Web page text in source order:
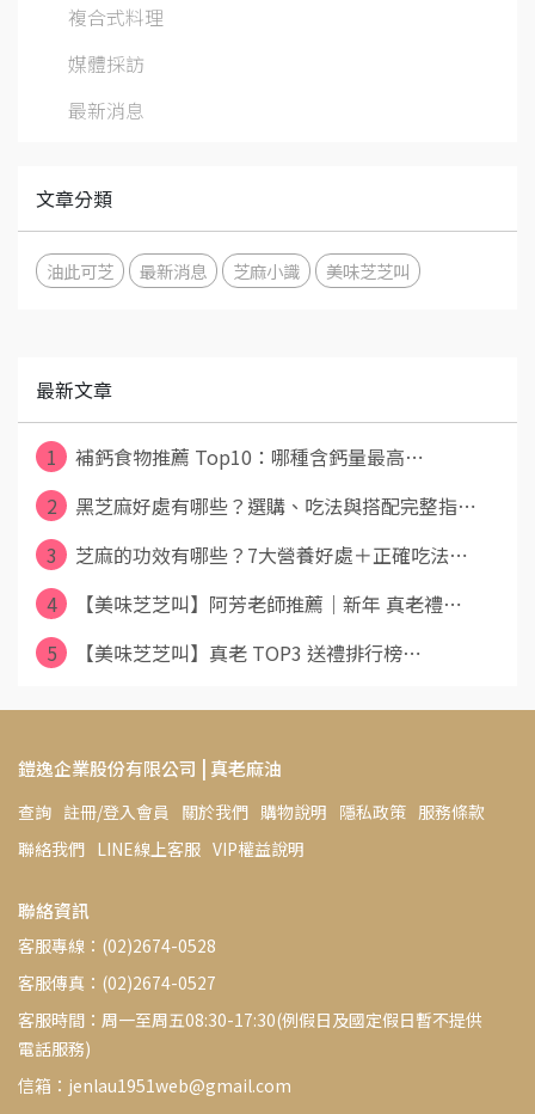
複合式料理
媒體採訪
最新消息
文章分類
油此可芝 最新消息 芝麻小識 美味芝芝叫
最新文章
1
補鈣食物推薦 Top10：哪種含鈣量最高⋯
2
黑芝麻好處有哪些？選購、吃法與搭配完整指⋯
3
芝麻的功效有哪些？7大營養好處＋正確吃法⋯
4
【美味芝芝叫】阿芳老師推薦｜新年 真老禮⋯
5
【美味芝芝叫】真老 TOP3 送禮排行榜⋯
鎧逸企業股份有限公司 | 真老麻油
查詢 註冊/登入會員 關於我們 購物說明 隱私政策 服務條款
聯絡我們 LINE線上客服 VIP權益說明
聯絡資訊
客服專線：(02)2674-0528
客服傳真：(02)2674-0527
客服時間：周一至周五08:30-17:30(例假日及國定假日暫不提供
電話服務)
信箱：jenlau1951web@gmail.com